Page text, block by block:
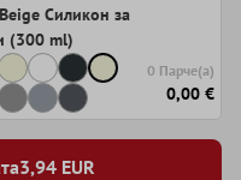
Силикон за
(300 ml)
0 Парче(а)
0,00 €
3,94 EUR